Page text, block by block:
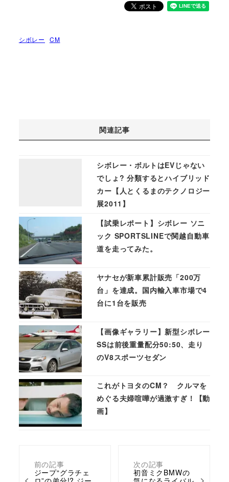
シボレー CM
前の記事
ジープ“グラチェ
次の記事
初音ミクBMWの
関連記事
シボレー・ボルトはEVじゃない
でしょ? 分類するとハイブリッド
カー【人とくるまのテクノロジー
展2011】
【試乗レポート】シボレー ソニ
ック SPORTSLINEで関越自動車
道を走ってみた。
ヤナセが新車累計販売「200万
台」を達成。国内輸入車市場で4
台に1台を販売
【画像ギャラリー】新型シボレー
SSは前後重量配分50:50、走り
のV8スポーツセダン
これがトヨタのCM？ クルマを
めぐる夫婦喧嘩が過激すぎ！【動
画】